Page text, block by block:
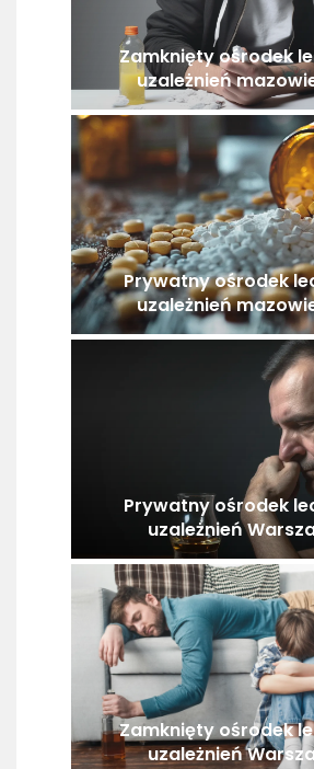
Zamknięty ośrodek
uzależnień
Prywatny ośrodek
uzależnień
Prywatny ośrodek
uzależnień
Zamknięty ośrodek
uzależnień